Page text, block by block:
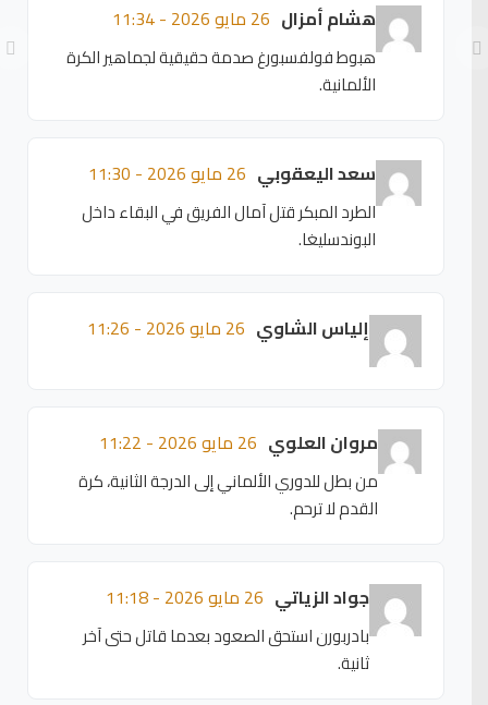
هشام أمزال 26 مايو 2026 - 11:34
هبوط فولفسبورغ صدمة حقيقية لجماهير الكرة
الألمانية.
سعد اليعقوبي 26 مايو 2026 - 11:30
الطرد المبكر قتل آمال الفريق في البقاء داخل
البوندسليغا.
إلياس الشاوي 26 مايو 2026 - 11:26
مروان العلوي 26 مايو 2026 - 11:22
من بطل للدوري الألماني إلى الدرجة الثانية، كرة
القدم لا ترحم.
جواد الزياتي 26 مايو 2026 - 11:18
بادربورن استحق الصعود بعدما قاتل حتى آخر
ثانية.